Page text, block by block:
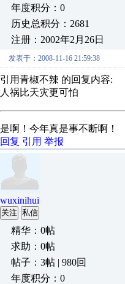
年度积分：0
历史总积分：2681
注册：2002年2月26日
发表于：2008-11-16 21:59:38
引用青椒不辣 的回复内容:
人祸比天灾更可怕
是啊！今年真是事不断啊！
回复 引用 举报
wuxinihui
关注 私信
精华：0帖
求助：0帖
帖子：3帖 | 980回
年度积分：0